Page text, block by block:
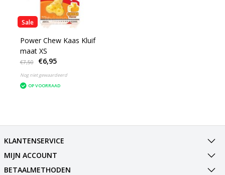
Sale
Power Chew Kaas Kluif
maat XS
€7,50 €6,95
Nog niet gewaardeerd
OP VOORRAAD
KLANTENSERVICE
MIJN ACCOUNT
BETAALMETHODEN